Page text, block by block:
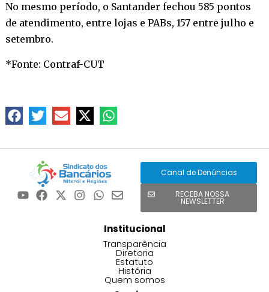
No mesmo período, o Santander fechou 585 pontos
de atendimento, entre lojas e PABs, 157 entre julho e
setembro.
*Fonte: Contraf-CUT
Canal de Denúncias
RECEBA NOSSA
NEWSLETTER
Institucional
Transparência
Diretoria
Estatuto
História
Quem somos